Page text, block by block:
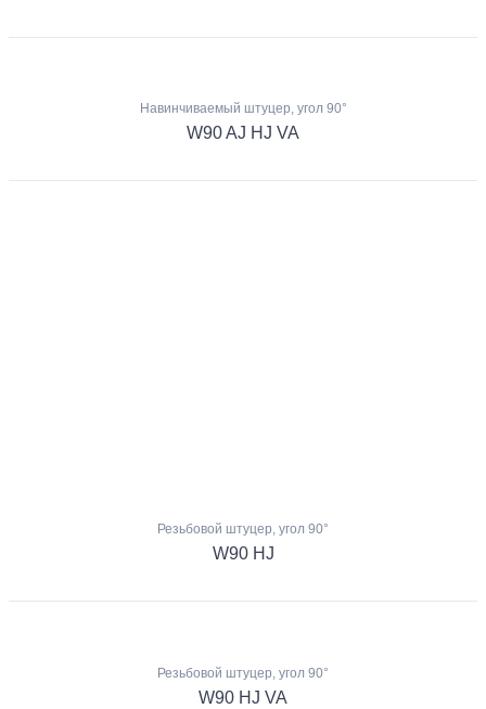
Навинчиваемый штуцер, угол 90°
W90 AJ HJ VA
Резьбовой штуцер, угол 90°
W90 HJ
Резьбовой штуцер, угол 90°
W90 HJ VA